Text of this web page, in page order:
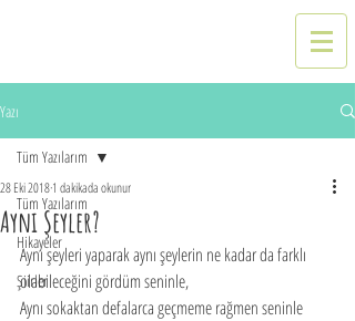
Yazı
Tüm Yazılarım
Hikayeler
Şiirler
Tüm Yazılarım
Aynı Şeyler?
28 Eki 20181 dakikada okunur
Aynı şeyleri yaparak aynı şeylerin ne kadar da farklı
olabileceğini gördüm seninle,
Aynı sokaktan defalarca geçmeme rağmen seninle